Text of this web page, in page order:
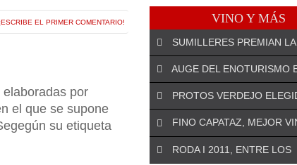
¡ESCRIBE EL PRIMER COMENTARIO!
por
el que se supone
su etiqueta
VINO Y MÁS
SUMILLERES PREMIAN LA
El especialista riojano José
para ...
AUGE DEL ENOTURISMO
¡DEJA EL PRIMER COMENTARIO!
La Denominación de Origen de
PROTOS VERDEJO
FINO CAPATAZ, MEJOR
RODA I 2011, ENTRE LOS